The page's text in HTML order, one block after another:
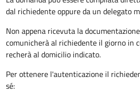
dal richiedente oppure da un delegato
Non appena ricevuta la
comunicherà al richiedente il giorno in
recherà al domicilio indicato.
Per ottenere l'autenticazione il
sé: